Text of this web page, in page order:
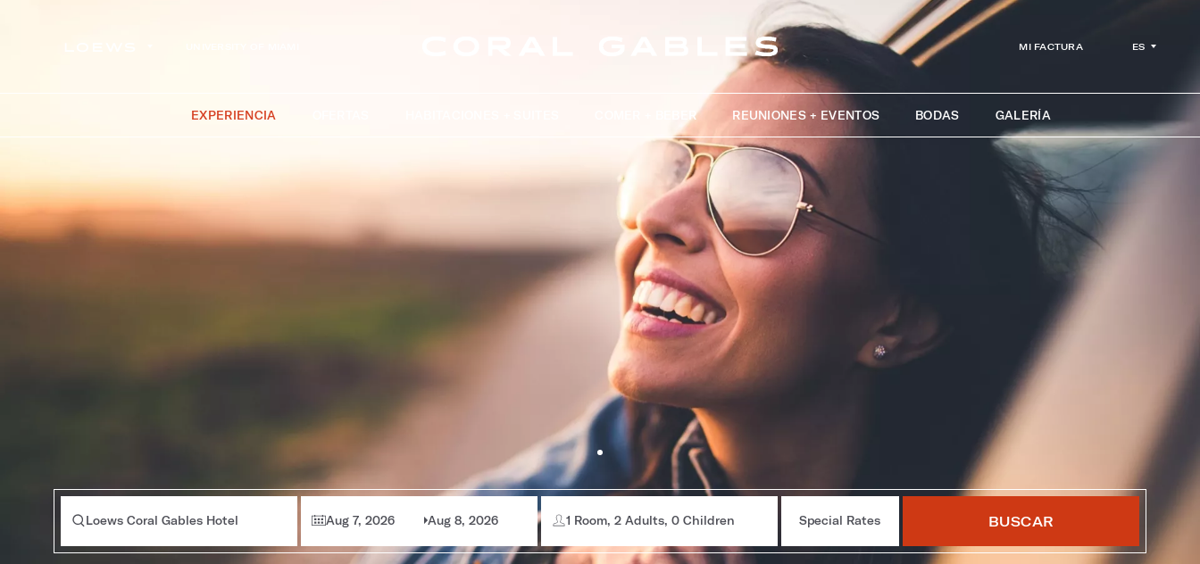
MI FACTURA ES
EXPERIENCIA COMER + BEBER REUNIONES + EVENTOS BODAS GALERÍA
Loews Coral Gables Hotel Aug 7, 2026 Aug 8, 2026 1 Room, 2 Adults, 0 Children Special Rates BUSCAR